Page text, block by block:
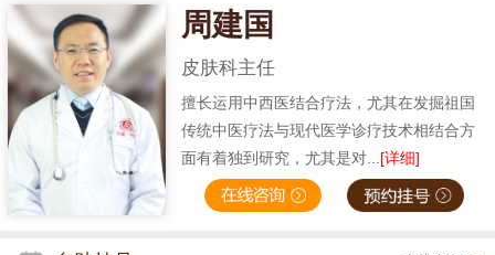
周建国
皮肤科主任
擅长运用中西医结合疗法，尤其在发掘祖国
传统中医疗法与现代医学诊疗技术相结合方
面有着独到研究，尤其是对...[详细]